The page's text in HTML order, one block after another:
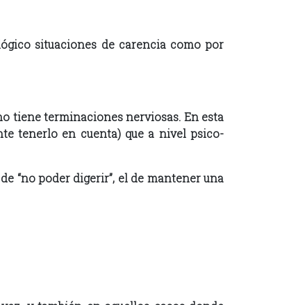
situaciones de carencia como por
tiene terminaciones nerviosas. En esta
tenerlo en cuenta) que a nivel psico-
“no poder digerir”, el de mantener una